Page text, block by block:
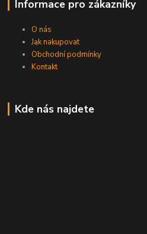
Informace pro zákazníky
O nás
Jak nakupovat
Obchodní podmínky
Kontakt
Kde nás najdete